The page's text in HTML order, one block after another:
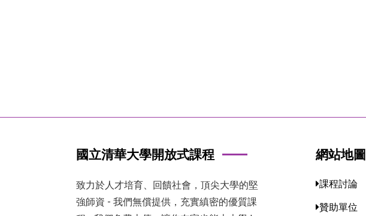
國立清華大學開放式課程
致力於人才培育、回饋社會，頂尖大學的堅
強師資 - 我們無償提供，充實縝密的優質課
網站地圖
課程討論
贊助單位